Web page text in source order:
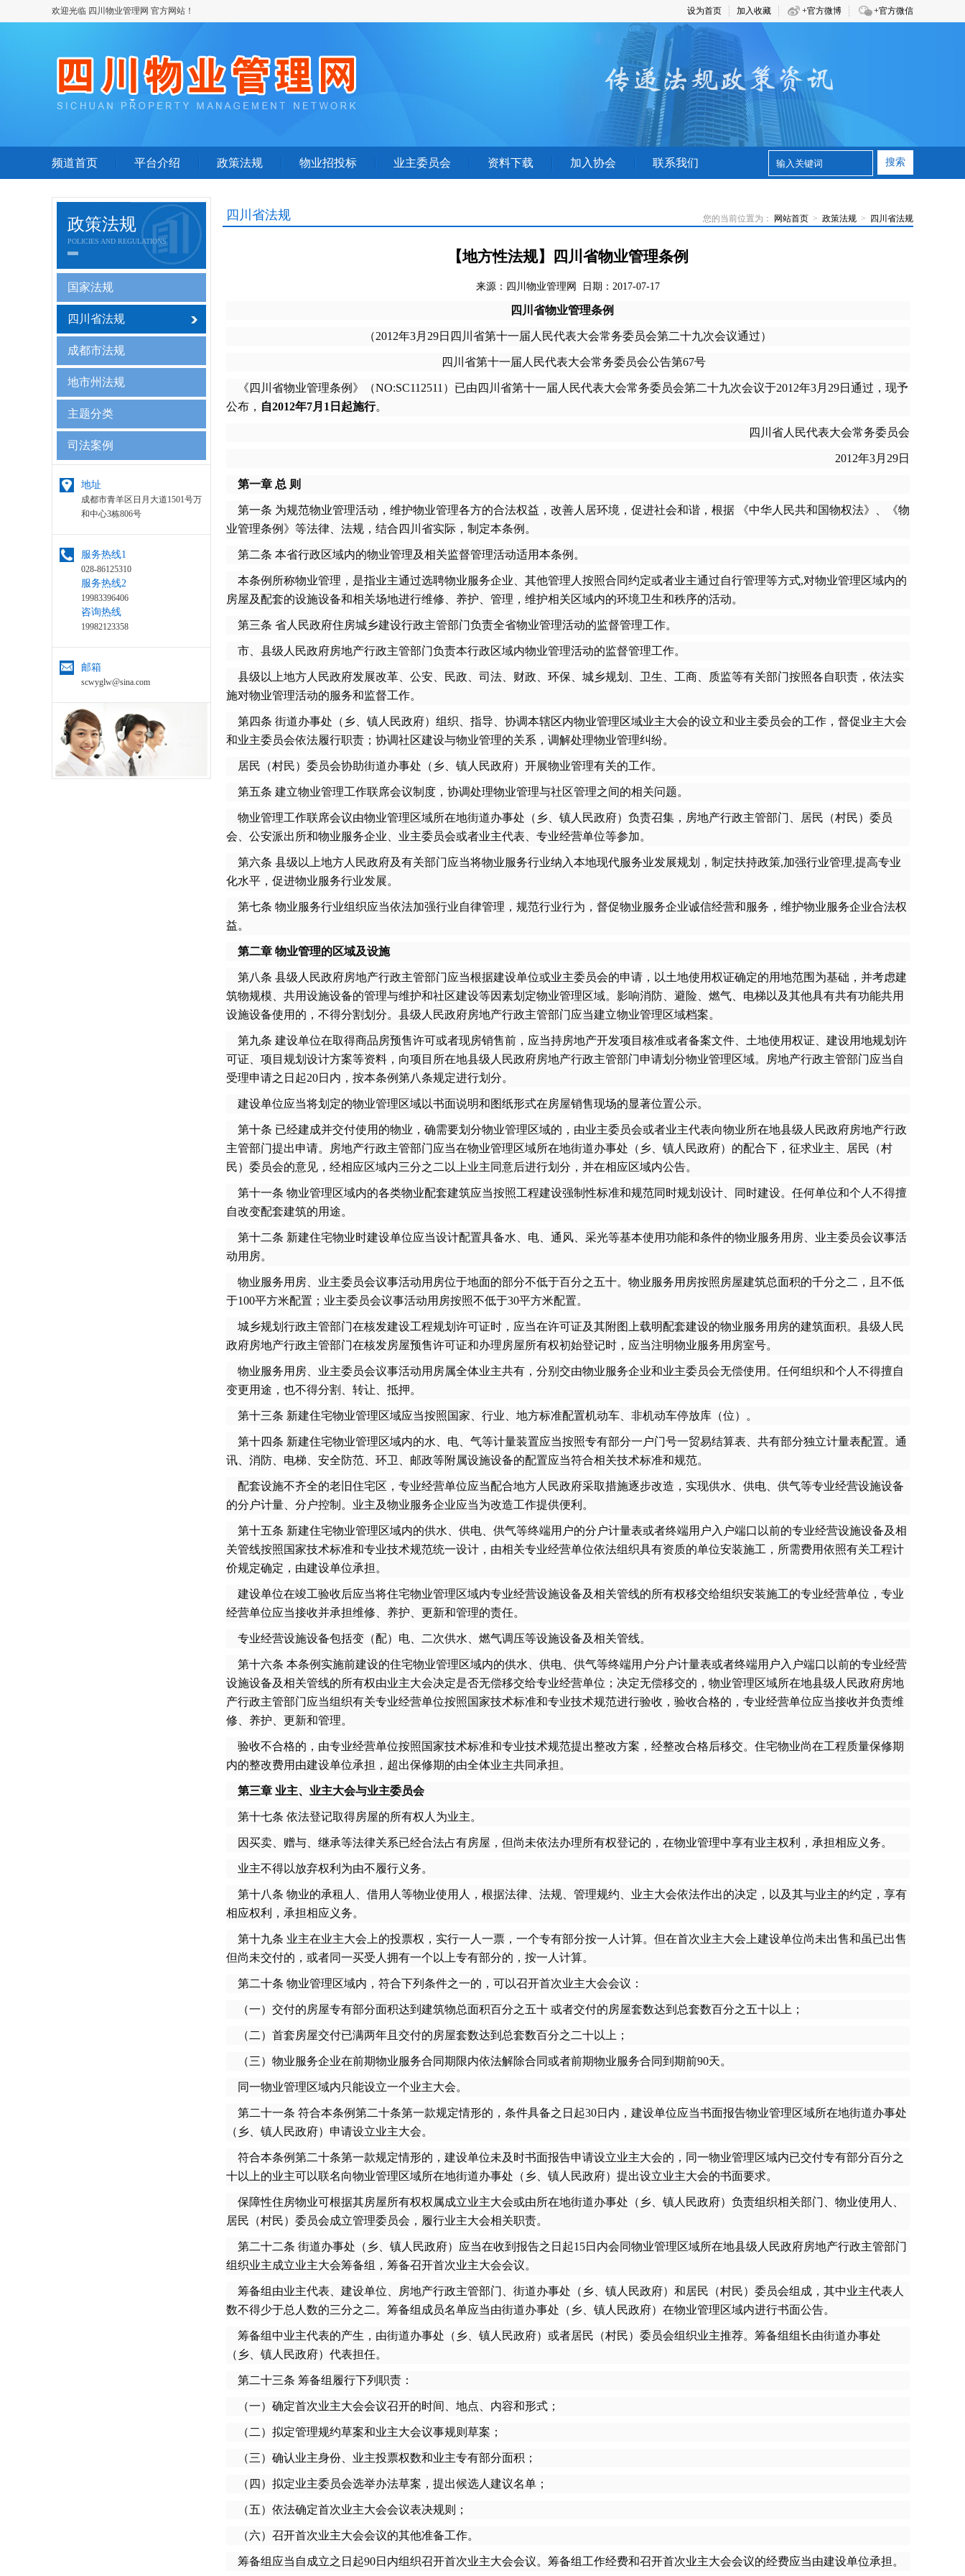
欢迎光临 四川物业管理网 官方网站！ +官方微信
+官方微博
加入收藏
设为首页
频道首页 平台介绍 政策法规 物业招投标 业主委员会 资料下载 加入协会 联系我们 搜索
政策法规
POLICIES AND REGULATIONS
国家法规
四川省法规
成都市法规
地市州法规
主题分类
司法案例
地址
成都市青羊区日月大道1501号万
和中心3栋806号
服务热线1
028-86125310
服务热线2
19983396406
咨询热线
19982123358
邮箱
scwyglw@sina.com
四川省法规 您的当前位置为： 网站首页 > 政策法规 > 四川省法规
【地方性法规】四川省物业管理条例
来源：四川物业管理网 日期：2017-07-17
四川省物业管理条例
（2012年3月29日四川省第十一届人民代表大会常务委员会第二十九次会议通过）
四川省第十一届人民代表大会常务委员会公告第67号
《四川省物业管理条例》（NO:SC112511）已由四川省第十一届人民代表大会常务委员会第二十九次会议于2012年3月29日通过，现予
公布， 自2012年7月1日起施行。
四川省人民代表大会常务委员会
2012年3月29日
第一章 总 则
第一条 为规范物业管理活动，维护物业管理各方的合法权益，改善人居环境，促进社会和谐，根据 《中华人民共和国物权法》、《物
业管理条例》等法律、法规，结合四川省实际，制定本条例。
第二条 本省行政区域内的物业管理及相关监督管理活动适用本条例。
本条例所称物业管理，是指业主通过选聘物业服务企业、其他管理人按照合同约定或者业主通过自行管理等方式,对物业管理区域内的
房屋及配套的设施设备和相关场地进行维修、养护、管理，维护相关区域内的环境卫生和秩序的活动。
第三条 省人民政府住房城乡建设行政主管部门负责全省物业管理活动的监督管理工作。
市、县级人民政府房地产行政主管部门负责本行政区域内物业管理活动的监督管理工作。
县级以上地方人民政府发展改革、公安、民政、司法、财政、环保、城乡规划、卫生、工商、质监等有关部门按照各自职责，依法实
施对物业管理活动的服务和监督工作。
第四条 街道办事处（乡、镇人民政府）组织、指导、协调本辖区内物业管理区域业主大会的设立和业主委员会的工作，督促业主大会
和业主委员会依法履行职责；协调社区建设与物业管理的关系，调解处理物业管理纠纷。
居民（村民）委员会协助街道办事处（乡、镇人民政府）开展物业管理有关的工作。
第五条 建立物业管理工作联席会议制度，协调处理物业管理与社区管理之间的相关问题。
物业管理工作联席会议由物业管理区域所在地街道办事处（乡、镇人民政府）负责召集，房地产行政主管部门、居民（村民）委员
会、公安派出所和物业服务企业、业主委员会或者业主代表、专业经营单位等参加。
第六条 县级以上地方人民政府及有关部门应当将物业服务行业纳入本地现代服务业发展规划，制定扶持政策,加强行业管理,提高专业
化水平，促进物业服务行业发展。
第七条 物业服务行业组织应当依法加强行业自律管理，规范行业行为，督促物业服务企业诚信经营和服务，维护物业服务企业合法权
益。
第二章 物业管理的区域及设施
第八条 县级人民政府房地产行政主管部门应当根据建设单位或业主委员会的申请，以土地使用权证确定的用地范围为基础，并考虑建
筑物规模、共用设施设备的管理与维护和社区建设等因素划定物业管理区域。影响消防、避险、燃气、电梯以及其他具有共有功能共用
设施设备使用的，不得分割划分。县级人民政府房地产行政主管部门应当建立物业管理区域档案。
第九条 建设单位在取得商品房预售许可或者现房销售前，应当持房地产开发项目核准或者备案文件、土地使用权证、建设用地规划许
可证、项目规划设计方案等资料，向项目所在地县级人民政府房地产行政主管部门申请划分物业管理区域。房地产行政主管部门应当自
受理申请之日起20日内，按本条例第八条规定进行划分。
建设单位应当将划定的物业管理区域以书面说明和图纸形式在房屋销售现场的显著位置公示。
第十条 已经建成并交付使用的物业，确需要划分物业管理区域的，由业主委员会或者业主代表向物业所在地县级人民政府房地产行政
主管部门提出申请。房地产行政主管部门应当在物业管理区域所在地街道办事处（乡、镇人民政府）的配合下，征求业主、居民（村
民）委员会的意见，经相应区域内三分之二以上业主同意后进行划分，并在相应区域内公告。
第十一条 物业管理区域内的各类物业配套建筑应当按照工程建设强制性标准和规范同时规划设计、同时建设。任何单位和个人不得擅
自改变配套建筑的用途。
第十二条 新建住宅物业时建设单位应当设计配置具备水、电、通风、采光等基本使用功能和条件的物业服务用房、业主委员会议事活
动用房。
物业服务用房、业主委员会议事活动用房位于地面的部分不低于百分之五十。物业服务用房按照房屋建筑总面积的千分之二，且不低
于100平方米配置；业主委员会议事活动用房按照不低于30平方米配置。
城乡规划行政主管部门在核发建设工程规划许可证时，应当在许可证及其附图上载明配套建设的物业服务用房的建筑面积。县级人民
政府房地产行政主管部门在核发房屋预售许可证和办理房屋所有权初始登记时，应当注明物业服务用房室号。
物业服务用房、业主委员会议事活动用房属全体业主共有，分别交由物业服务企业和业主委员会无偿使用。任何组织和个人不得擅自
变更用途，也不得分割、转让、抵押。
第十三条 新建住宅物业管理区域应当按照国家、行业、地方标准配置机动车、非机动车停放库（位）。
第十四条 新建住宅物业管理区域内的水、电、气等计量装置应当按照专有部分一户门号一贸易结算表、共有部分独立计量表配置。通
讯、消防、电梯、安全防范、环卫、邮政等附属设施设备的配置应当符合相关技术标准和规范。
配套设施不齐全的老旧住宅区，专业经营单位应当配合地方人民政府采取措施逐步改造，实现供水、供电、供气等专业经营设施设备
的分户计量、分户控制。业主及物业服务企业应当为改造工作提供便利。
第十五条 新建住宅物业管理区域内的供水、供电、供气等终端用户的分户计量表或者终端用户入户端口以前的专业经营设施设备及相
关管线按照国家技术标准和专业技术规范统一设计，由相关专业经营单位依法组织具有资质的单位安装施工，所需费用依照有关工程计
价规定确定，由建设单位承担。
建设单位在竣工验收后应当将住宅物业管理区域内专业经营设施设备及相关管线的所有权移交给组织安装施工的专业经营单位，专业
经营单位应当接收并承担维修、养护、更新和管理的责任。
专业经营设施设备包括变（配）电、二次供水、燃气调压等设施设备及相关管线。
第十六条 本条例实施前建设的住宅物业管理区域内的供水、供电、供气等终端用户分户计量表或者终端用户入户端口以前的专业经营
设施设备及相关管线的所有权由业主大会决定是否无偿移交给专业经营单位；决定无偿移交的，物业管理区域所在地县级人民政府房地
产行政主管部门应当组织有关专业经营单位按照国家技术标准和专业技术规范进行验收，验收合格的，专业经营单位应当接收并负责维
修、养护、更新和管理。
验收不合格的，由专业经营单位按照国家技术标准和专业技术规范提出整改方案，经整改合格后移交。住宅物业尚在工程质量保修期
内的整改费用由建设单位承担，超出保修期的由全体业主共同承担。
第三章 业主、业主大会与业主委员会
第十七条 依法登记取得房屋的所有权人为业主。
因买卖、赠与、继承等法律关系已经合法占有房屋，但尚未依法办理所有权登记的，在物业管理中享有业主权利，承担相应义务。
业主不得以放弃权利为由不履行义务。
第十八条 物业的承租人、借用人等物业使用人，根据法律、法规、管理规约、业主大会依法作出的决定，以及其与业主的约定，享有
相应权利，承担相应义务。
第十九条 业主在业主大会上的投票权，实行一人一票，一个专有部分按一人计算。但在首次业主大会上建设单位尚未出售和虽已出售
但尚未交付的，或者同一买受人拥有一个以上专有部分的，按一人计算。
第二十条 物业管理区域内，符合下列条件之一的，可以召开首次业主大会会议：
（一）交付的房屋专有部分面积达到建筑物总面积百分之五十 或者交付的房屋套数达到总套数百分之五十以上；
（二）首套房屋交付已满两年且交付的房屋套数达到总套数百分之二十以上；
（三）物业服务企业在前期物业服务合同期限内依法解除合同或者前期物业服务合同到期前90天。
同一物业管理区域内只能设立一个业主大会。
第二十一条 符合本条例第二十条第一款规定情形的，条件具备之日起30日内，建设单位应当书面报告物业管理区域所在地街道办事处
（乡、镇人民政府）申请设立业主大会。
符合本条例第二十条第一款规定情形的，建设单位未及时书面报告申请设立业主大会的，同一物业管理区域内已交付专有部分百分之
十以上的业主可以联名向物业管理区域所在地街道办事处（乡、镇人民政府）提出设立业主大会的书面要求。
保障性住房物业可根据其房屋所有权权属成立业主大会或由所在地街道办事处（乡、镇人民政府）负责组织相关部门、物业使用人、
居民（村民）委员会成立管理委员会，履行业主大会相关职责。
第二十二条 街道办事处（乡、镇人民政府）应当在收到报告之日起15日内会同物业管理区域所在地县级人民政府房地产行政主管部门
组织业主成立业主大会筹备组，筹备召开首次业主大会会议。
筹备组由业主代表、建设单位、房地产行政主管部门、街道办事处（乡、镇人民政府）和居民（村民）委员会组成，其中业主代表人
数不得少于总人数的三分之二。筹备组成员名单应当由街道办事处（乡、镇人民政府）在物业管理区域内进行书面公告。
筹备组中业主代表的产生，由街道办事处（乡、镇人民政府）或者居民（村民）委员会组织业主推荐。筹备组组长由街道办事处
（乡、镇人民政府）代表担任。
第二十三条 筹备组履行下列职责：
（一）确定首次业主大会会议召开的时间、地点、内容和形式；
（二）拟定管理规约草案和业主大会议事规则草案；
（三）确认业主身份、业主投票权数和业主专有部分面积；
（四）拟定业主委员会选举办法草案，提出候选人建议名单；
（五）依法确定首次业主大会会议表决规则；
（六）召开首次业主大会会议的其他准备工作。
筹备组应当自成立之日起90日内组织召开首次业主大会会议。筹备组工作经费和召开首次业主大会会议的经费应当由建设单位承担。